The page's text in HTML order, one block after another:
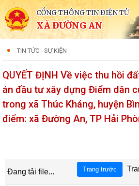
CỔNG THÔNG TIN ĐIỆN TỬ
XÃ ĐƯỜNG AN
TIN TỨC - SỰ KIỆN
QUYẾT ĐỊNH Về việc thu hồi
án đầu tư xây dựng Điểm dân
trong xã Thúc Kháng, huyện
điểm: xã Đường An, TP Hải